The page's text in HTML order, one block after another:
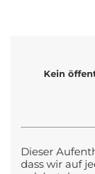
Kein
Dieser
dass wir auf